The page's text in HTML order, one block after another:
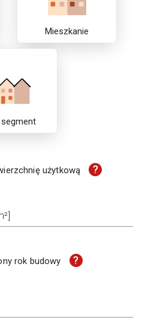
Mieszkanie
użytkową ?
rok budowy ?